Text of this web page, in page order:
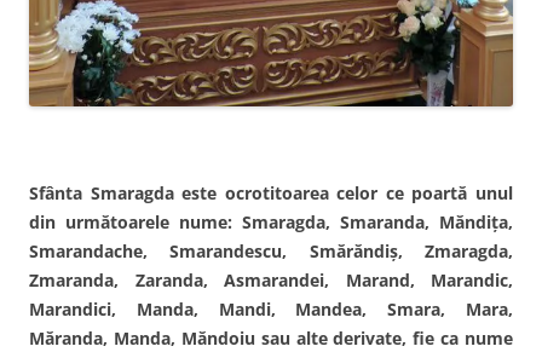
Sfânta Smaragda este ocrotitoarea celor ce poartă unul
din următoarele nume: Smaragda, Smaranda, Măndița,
Smarandache, Smarandescu, Smărăndiș, Zmaragda,
Zmaranda, Zaranda, Asmarandei, Marand, Marandic,
Marandici, Manda, Mandi, Mandea, Smara, Mara,
Măranda, Manda, Măndoiu sau alte derivate, fie ca nume